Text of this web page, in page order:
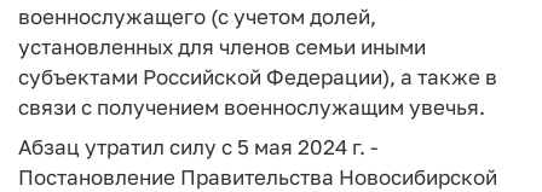
военнослужащего (с учетом долей,
установленных для членов семьи иными
субъектами Российской Федерации), а также в
связи с получением военнослужащим увечья.
Абзац утратил силу с 5 мая 2024 г. -
Постановление Правительства Новосибирской